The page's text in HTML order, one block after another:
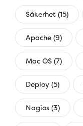
Säkerhet (15)
Apache (9)
Mac OS (7)
Deploy (5)
Nagios (3)